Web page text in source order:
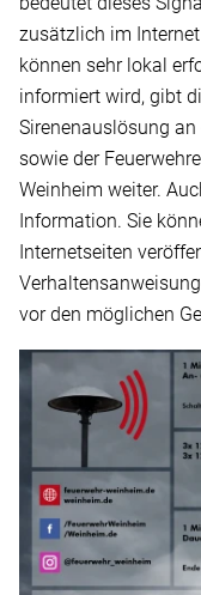
zusätzlich im
können sehr lokal
informiert wird, gibt
Sirenenauslösung
sowie der
Weinheim weiter.
Information. Sie
Internetseiten
vor den möglichen